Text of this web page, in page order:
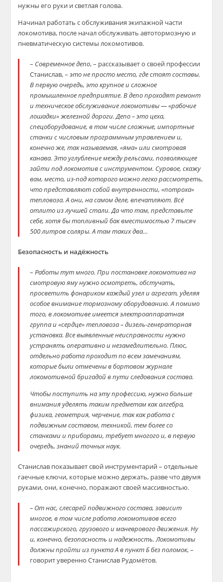
нужны его руки и светлая голова.
Начинал работать с обслуживания экипажной части
локомотива, после начал обслуживать автотормозную и
пневматическую системы локомотивов.
– Современное депо, – рассказывает о своей профессии
Станислав, –это не просто место, где стоят составы.
В первую очередь, это крупное и сложное
промышленное предприятие. В депо проходят ремонт
и техническое обслуживание локомотивы — «рабочие
лошадки» железной дороги. Депо – это цеха,
спецоборудование, в том числе сложные, импортные
станки с числовым программным управлением и,
конечно же, так называемая, «яма» или смотровая
канава. Это углубление между рельсами, позволяющее
зайти под локомотив с инструментом. Суровое, скажу
вам, место, из-под которого можно легко рассмотреть,
что представляют собой внутренности, «потроха»
тепловоза. А они, на самом деле, впечатляют. Всё
отлито из лучшей стали. Да что там, представьте
себе, хотя бы топливный бак вместимостью 7 тысяч
500 литров соляры. А там таких два…
Безопасность и надёжность
–Работы тут много. При постановке локомотива на
смотровую яму нужно осмотреть, обстучать,
просветить фонариком каждый узел и агрегат, уделяя
особое внимание тормозному оборудованию. А помимо
того, в локомотиве имеется электроаппаратная
группа и «сердце» тепловоза – дизель-генераторная
установка. Все выявленные неисправности нужно
устранять оперативно и незамедлительно. Плюс,
отдельно работа проходит по всем замечаниям,
которые были отмечены в бортовом журнале
локомотивной бригадой в пути следования состава.
Чтобы поступить на эту профессию, нужно больше
внимания уделять таким предметам как алгебра,
физика, геометрия, черчение, так как работа с
подвижным составом, техникой, тем более со
станками и приборами, требует многого и, в первую
очередь, знаний точных наук.
Станислав показывает свой инструментарий – отдельные
гаечные ключи, которые можно держать, разве что двумя
руками, они, конечно, поражают своей массивностью.
– От нас, слесарей подвижного состава, зависит
многое, в том числе работа локомотивов всего
пассажирского, грузового и маневрового движения. Ну
и, конечно, безопасность и надежность. Локомотивы
должны пройти из пункта А в пункт Б без поломок, –
говорит уверенно Станислав Рудомётов.